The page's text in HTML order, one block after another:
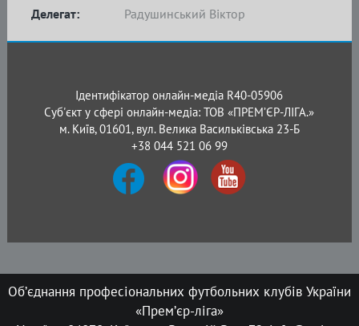
Делегат:
Радушинський Віктор
Ідентифікатор онлайн-медіа R40-05906
Суб'єкт у сфері онлайн-медіа: ТОВ «ПРЕМ’ЄР-ЛІГА.»
м. Київ, 01601, вул. Велика Васильківська 23-Б
+38 044 521 06 99
Об’єднання професіональних футбольних клубів України
«Прем’єр-ліга»